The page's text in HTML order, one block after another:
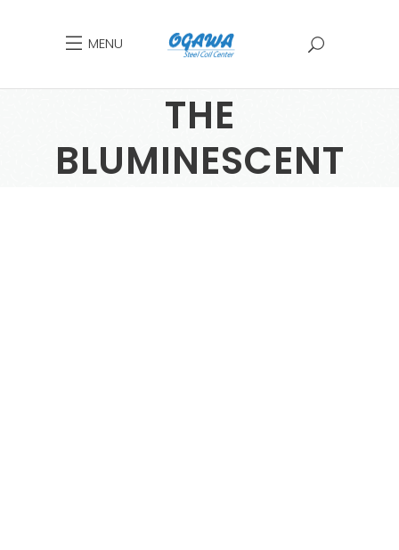
MENU
THE
BLUMINESCENT